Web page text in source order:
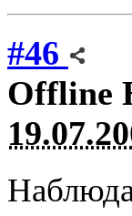
#46
Offline